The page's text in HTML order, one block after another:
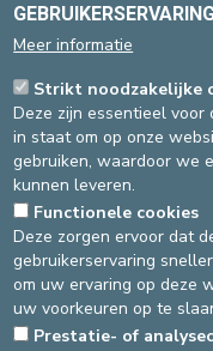
Gynecologie-obstetrica,
Spécialité(s) :
chirurgie
Medisch coordinator
Gynecologie-obstetrica
Meer informatie
Strikt noodzakelijke
Deze zijn essentieel
in staat om op onze
gebruiken, waardoor we
kunnen leveren.
Functionele cookies
Deze zorgen ervoor dat
gebruikerservaring
om uw ervaring op deze
uw voorkeuren op te
Prestatie- of